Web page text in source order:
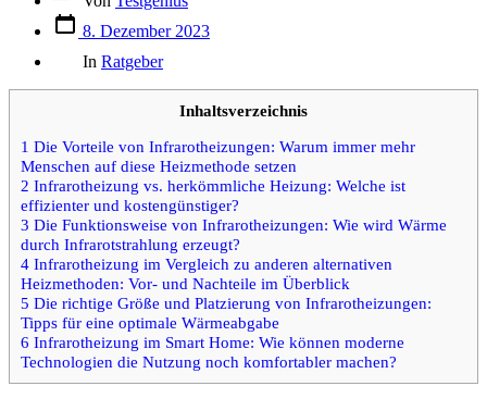
Beitrags
Datum
des
Beitrags
8. Dezember 2023
In Ratgeber
Inhaltsverzeichnis
1 Die Vorteile von Infrarotheizungen: Warum immer mehr
Menschen auf diese Heizmethode setzen
2 Infrarotheizung vs. herkömmliche Heizung: Welche ist
effizienter und kostengünstiger?
3 Die Funktionsweise von Infrarotheizungen: Wie wird Wärme
durch Infrarotstrahlung erzeugt?
4 Infrarotheizung im Vergleich zu anderen alternativen
Heizmethoden: Vor- und Nachteile im Überblick
5 Die richtige Größe und Platzierung von Infrarotheizungen:
Tipps für eine optimale Wärmeabgabe
6 Infrarotheizung im Smart Home: Wie können moderne
Technologien die Nutzung noch komfortabler machen?